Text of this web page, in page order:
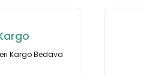
eksik bilgiler bulunuyor.
Kargo Bedava